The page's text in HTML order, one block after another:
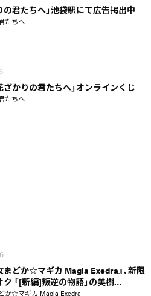
の君たちへ」池袋駅にて広告掲出中
たちへ
ざかりの君たちへ」オンラインくじ
たちへ
まどか☆マギカ Magia Exedra』、新限
「[新編]叛逆の物語」の美樹…
か☆マギカ Magia Exedra